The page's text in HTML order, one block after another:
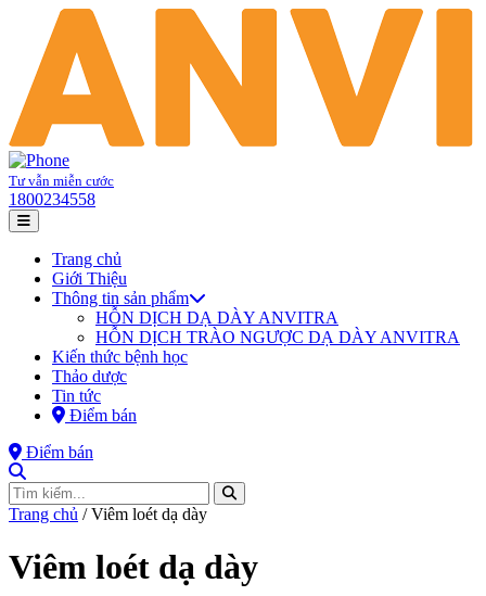
Tư vẫn miễn cước
1800234558
Trang chủ
Giới Thiệu
Thông tin sản phẩm
HỖN DỊCH DẠ DÀY ANVITRA
HỖN DỊCH TRÀO NGƯỢC DẠ DÀY ANVITRA
Kiến thức bệnh học
Thảo dược
Tin tức
Điểm bán
Điểm bán
Trang chủ / Viêm loét dạ dày
Viêm loét dạ dày